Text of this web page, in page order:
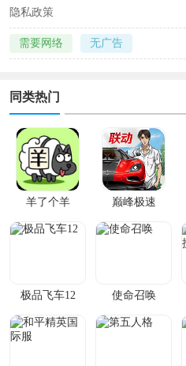
隐私政策
需要网络 无广告
同类热门
羊了个羊 巅峰极速
极品飞车12 使命召唤